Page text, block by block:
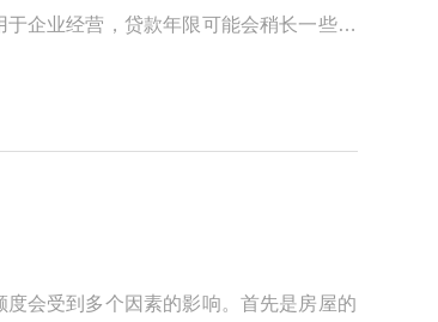
企业经营，贷款年限可能会稍长一些，
会受到多个因素的影响。首先是房屋的